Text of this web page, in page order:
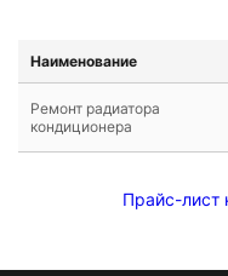
Наименование
Ремонт радиатора
кондиционера
Прайс-лист